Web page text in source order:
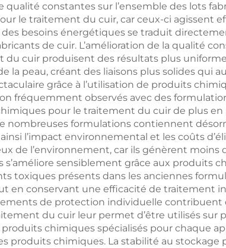
qualité constantes sur l’ensemble des lots
le traitement du cuir, car ceux-ci agissent
besoins énergétiques se traduit
de cuir. L’amélioration de la qualité
du cuir produisent des résultats plus
la peau, créant des liaisons plus solides qui
grâce à l’utilisation de produits
fréquemment observés avec des
pour le traitement du cuir de plus
nombreuses formulations contiennent
l’impact environnemental et les coûts
de l’environnement, car ils génèrent
s’améliore sensiblement grâce aux
toxiques présents dans les anciennes
en conservant une efficacité de traitement
de protection individuelle contribuent
du cuir leur permet d’être utilisés sur
chimiques spécialisés pour chaque
produits chimiques. La stabilité au stockage